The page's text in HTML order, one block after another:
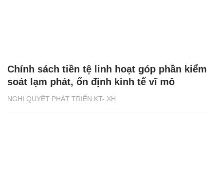
NGHỊ QUYẾT PHÁT TRIỂN KT- XH
Chính sách tiền tệ linh hoạt góp phần kiểm
soát lạm phát, ổn định kinh tế vĩ mô